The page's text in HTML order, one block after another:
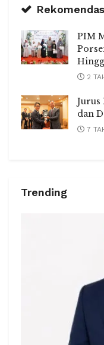
PIM
2
Jurus
dan
7
Trending